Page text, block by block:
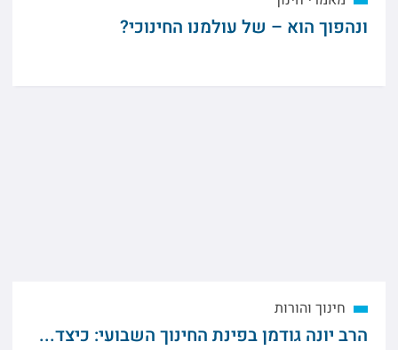
ונהפוך הוא – של עולמנו החינוכי?
חינוך והורות
הרב יונה גודמן בפינת החינוך השבועי: כיצד...